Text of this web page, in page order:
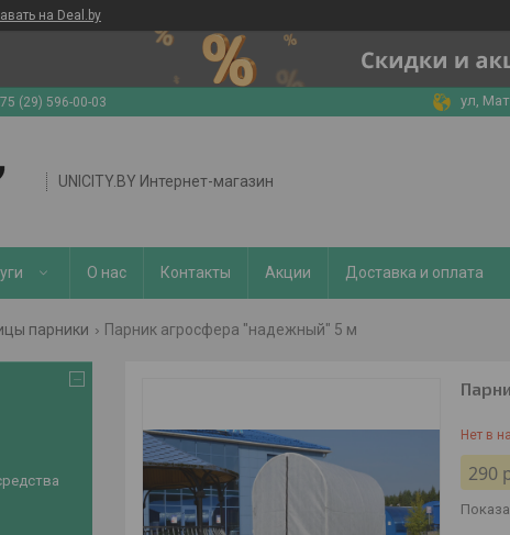
на Deal.by
(29) 596-00-03 ул,
UNICITY.BY Интернет-магазин
О нас Контакты Акции Доставка и оплата
парники Парник агросфера "надежный" 5 м
Нет в
290